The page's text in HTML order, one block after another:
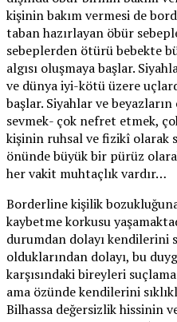
kişinin bakım vermesi de
taban hazırlayan öbür
sebeplerden ötürü bebekte
algısı oluşmaya başlar.
ve dünya iyi-kötü üzere
başlar. Siyahlar ve
sevmek- çok nefret etmek,
kişinin ruhsal ve fizikî olarak
önünde büyük bir pürüz
her vakit muhtaçlık vardır…
Borderline kişilik
kaybetme korkusu
durumdan dolayı kendilerini
olduklarından dolayı, bu
karşısındaki bireyleri
ama özünde kendilerini
Bilhassa değersizlik hissinin